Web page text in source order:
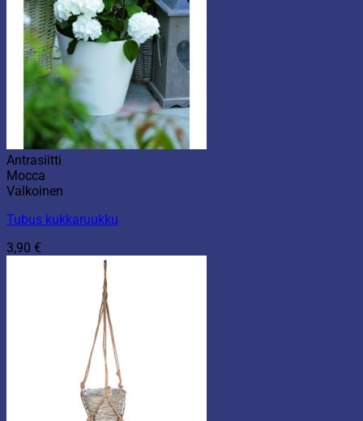
Antrasiitti
Mocca
Valkoinen
Tubus kukkaruukku
3,90 €